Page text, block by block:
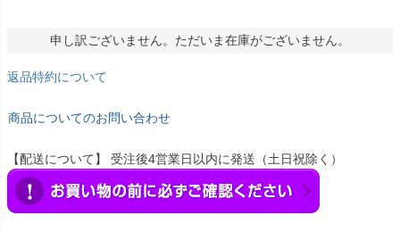
申し訳ございません。ただいま在庫がございません。
返品特約について
商品についてのお問い合わせ
【配送について】 受注後4営業日以内に発送（土日祝除く）